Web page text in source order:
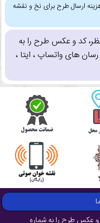
ارسال طرح برای نخ و نقشه
کد و عکس طرح را به
های واتساپ ، ایتا ،
عکس طرح را به شماره